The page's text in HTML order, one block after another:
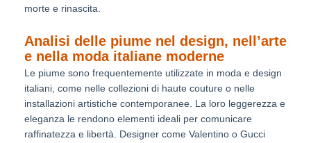
morte e rinascita.
Analisi delle piume nel design, nell’arte
e nella moda italiane moderne
Le piume sono frequentemente utilizzate in moda e design
italiani, come nelle collezioni di haute couture o nelle
installazioni artistiche contemporanee. La loro leggerezza e
eleganza le rendono elementi ideali per comunicare
raffinatezza e libertà. Designer come Valentino o Gucci